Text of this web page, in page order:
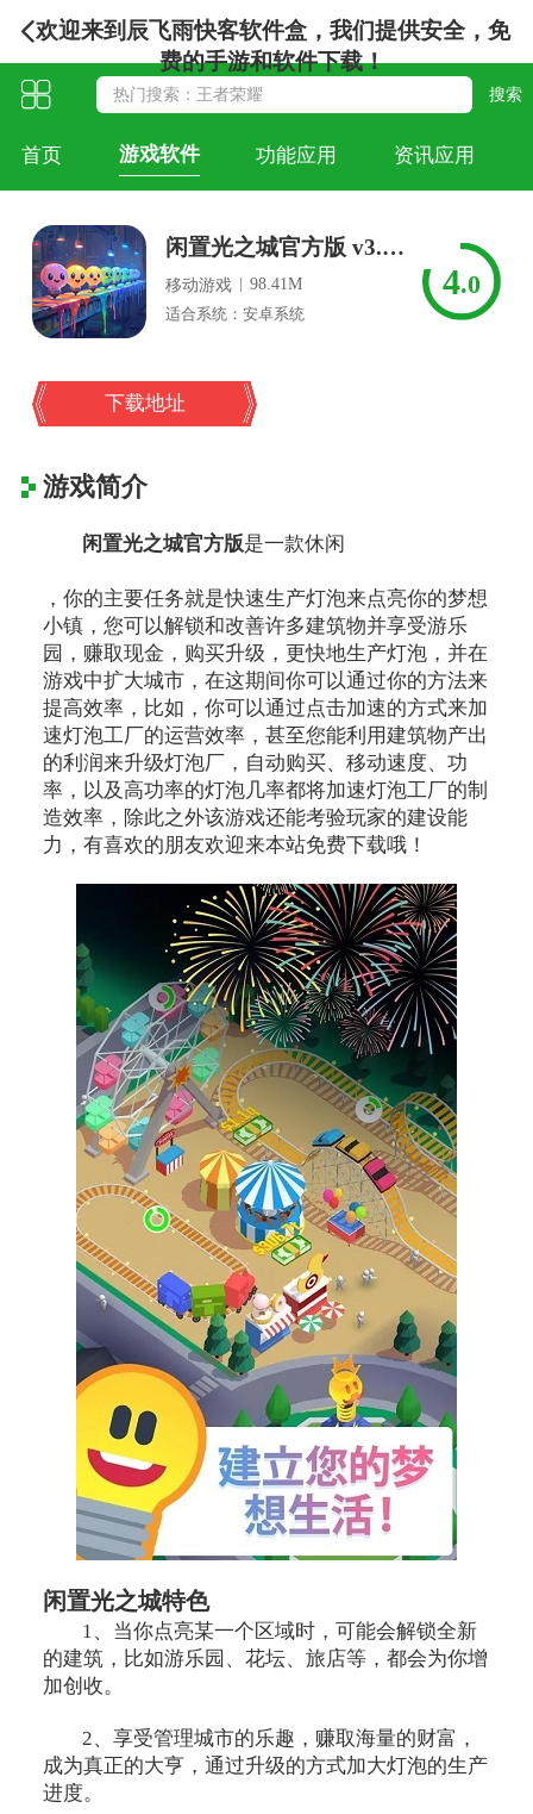
欢迎来到辰飞雨快客软件盒，我们提供安全，免
费的手游和软件下载！
首页 游戏软件 功能应用 资讯应用
闲置光之城官方版 v3.0.8安卓版
移动游戏 |98.41M
适合系统：安卓系统
4.0
下载地址
游戏简介
闲置光之城官方版是一款休闲
，你的主要任务就是快速生产灯泡来点亮你的梦想
小镇，您可以解锁和改善许多建筑物并享受游乐
园，赚取现金，购买升级，更快地生产灯泡，并在
游戏中扩大城市，在这期间你可以通过你的方法来
提高效率，比如，你可以通过点击加速的方式来加
速灯泡工厂的运营效率，甚至您能利用建筑物产出
的利润来升级灯泡厂，自动购买、移动速度、功
率，以及高功率的灯泡几率都将加速灯泡工厂的制
造效率，除此之外该游戏还能考验玩家的建设能
力，有喜欢的朋友欢迎来本站免费下载哦！
闲置光之城特色
1、当你点亮某一个区域时，可能会解锁全新
的建筑，比如游乐园、花坛、旅店等，都会为你增
加创收。
2、享受管理城市的乐趣，赚取海量的财富，
成为真正的大亨，通过升级的方式加大灯泡的生产
进度。